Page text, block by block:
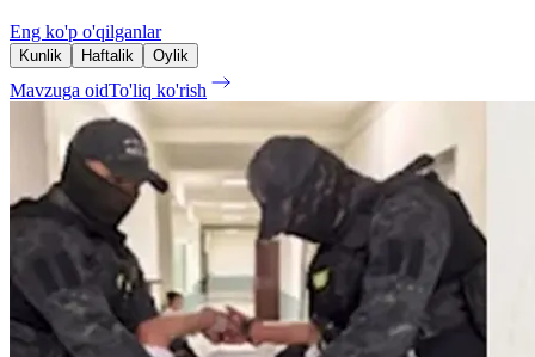
Eng ko'p o'qilganlar
Kunlik Haftalik Oylik
Mavzuga oidTo'liq ko'rish